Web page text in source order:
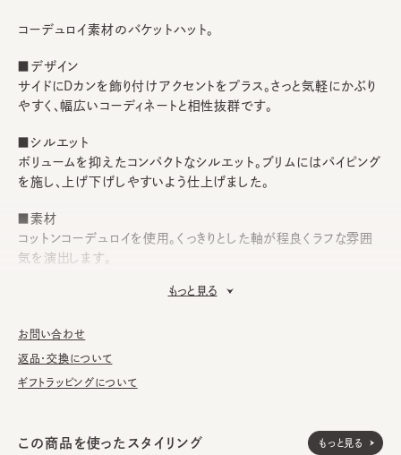
コーデュロイ素材のバケットハット。
■デザイン
サイドにDカンを飾り付けアクセントをプラス。さっと気軽にかぶり
やすく、幅広いコーディネートと相性抜群です。
■シルエット
ボリュームを抑えたコンパクトなシルエット。ブリムにはパイピング
を施し、上げ下げしやすいよう仕上げました。
■素材
コットンコーデュロイを使用。くっきりとした軸が程良くラフな雰囲
気を演出します。
が汚れてしまう前の対策として、汗止めのハットライナーのお勧め
しております。
※サイズ調節スベリ仕様（サイズを小さくする際は、調節テープを
もっと見る
お問い合わせ
返品・交換について
ギフトラッピングについて
この商品を使ったスタイリング もっと見る